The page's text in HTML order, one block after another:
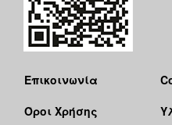
Επικοινωνία
Όροι Χρήσης